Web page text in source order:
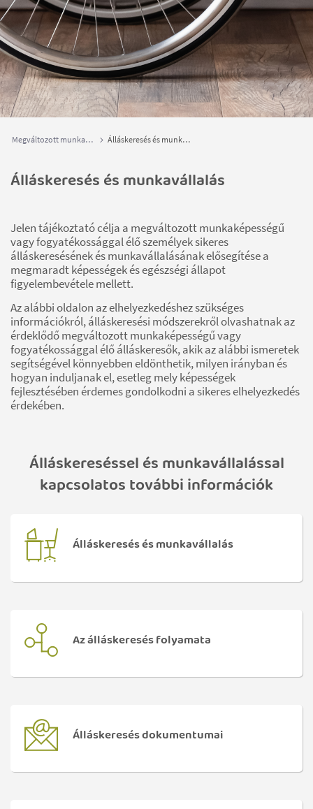
Megváltozott munkaképességű személyek Álláskeresés és munkavállalás
Álláskeresés és munkavállalás
Jelen tájékoztató célja a megváltozott munkaképességű
vagy fogyatékossággal élő személyek sikeres
álláskeresésének és munkavállalásának elősegítése a
megmaradt képességek és egészségi állapot
figyelembevétele mellett.
Az alábbi oldalon az elhelyezkedéshez szükséges
információkról, álláskeresési módszerekről olvashatnak az
érdeklődő megváltozott munkaképességű vagy
fogyatékossággal élő álláskeresők, akik az alábbi ismeretek
segítségével könnyebben eldönthetik, milyen irányban és
hogyan induljanak el, esetleg mely képességek
fejlesztésében érdemes gondolkodni a sikeres elhelyezkedés
érdekében.
Álláskereséssel és munkavállalással
kapcsolatos további információk
Álláskeresés és munkavállalás
Az álláskeresés folyamata
Álláskeresés dokumentumai